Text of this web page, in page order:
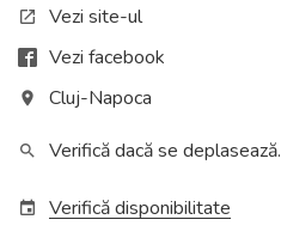
open_in_new
Vezi site-ul
Vezi facebook
place Cluj-Napoca
search Verifică dacă se deplasează.
event Verifică disponibilitate